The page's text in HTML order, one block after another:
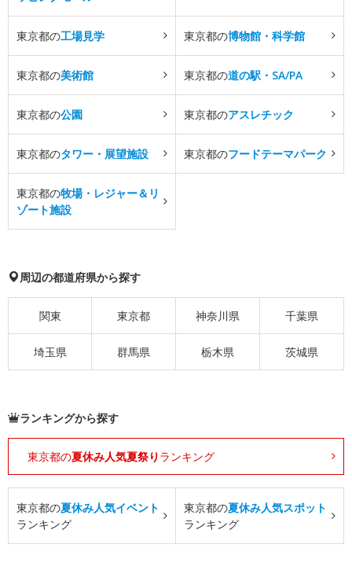
東京都の工場見学 東京都の博物館・科学館
東京都の美術館 東京都の道の駅・SA/PA
東京都の公園 東京都のアスレチック
東京都のタワー・展望施設 東京都のフードテーマパーク
東京都の牧場・レジャー＆リ
ゾート施設
周辺の都道府県から探す
関東 東京都 神奈川県 千葉県
埼玉県 群馬県 栃木県 茨城県
ランキングから探す
東京都の夏休み人気夏祭り ランキング
東京都の夏休み人気イベント
ランキング
東京都の夏休み人気スポット
ランキング